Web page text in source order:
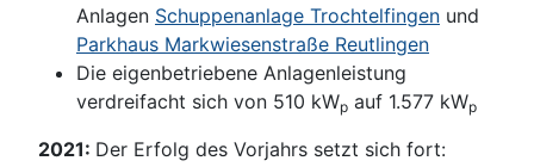
Anlagen Schuppenanlage Trochtelfingen und
Parkhaus Markwiesenstraße Reutlingen
Die eigenbetriebene Anlagenleistung
verdreifacht sich von 510 kWp auf 1.577 kWp
2021: Der Erfolg des Vorjahrs setzt sich fort: